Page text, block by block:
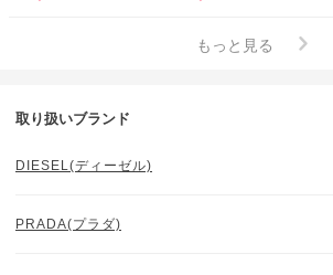
もっと見る
取り扱いブランド
DIESEL(ディーゼル)
PRADA(プラダ)